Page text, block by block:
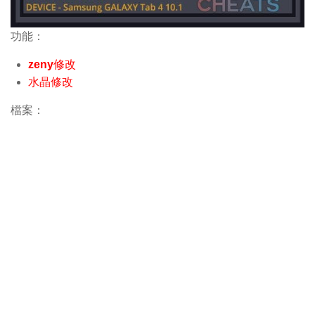
功能：
zeny修改
水晶修改
檔案：